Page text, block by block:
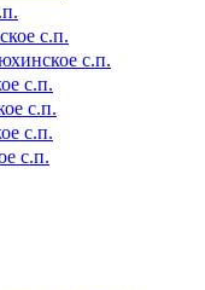
с.п.
с.п.
с.п.
с.п.
с.п.
с.п.